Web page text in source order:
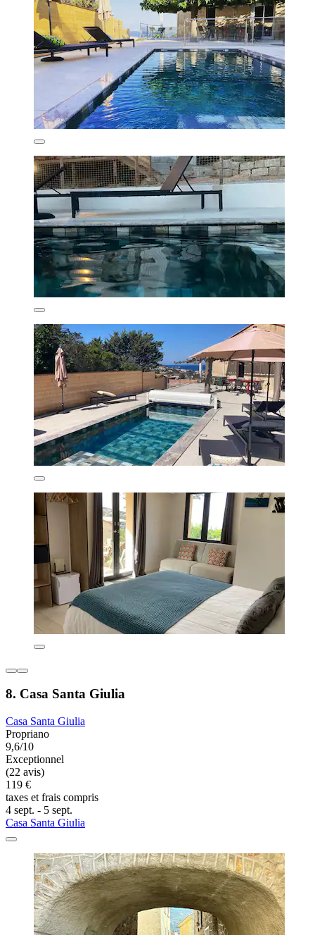
8. Casa Santa Giulia
Casa Santa Giulia
Propriano
9,6/10
Exceptionnel
(22 avis)
119 €
taxes et frais compris
4 sept. - 5 sept.
Casa Santa Giulia